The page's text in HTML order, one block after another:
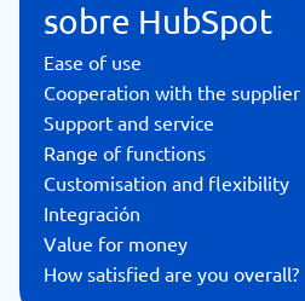
sobre HubSpot
Ease of use
Cooperation with the supplier
Support and service
Range of functions
Customisation and flexibility
Integración
Value for money
How satisfied are you overall?